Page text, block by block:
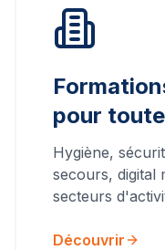
pour
Hygiène,
secours,
secteurs
Découvrir